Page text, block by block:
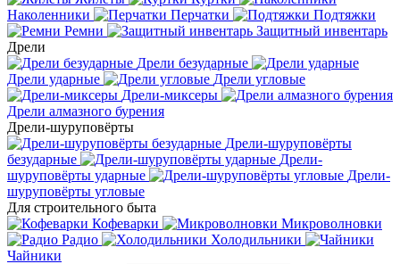
Наколенники
Перчатки
Подтяжки
Ремни
Защитный инвентарь
Дрели
Дрели безударные
Дрели ударные
Дрели угловые
Дрели-миксеры
Дрели алмазного бурения
Дрели-шуруповёрты
Дрели-шуруповёрты
безударные
Дрели-
шуруповёрты ударные
Дрели-
шуруповёрты угловые
Для строительного быта
Кофеварки
Микроволновки
Радио
Холодильники
Чайники